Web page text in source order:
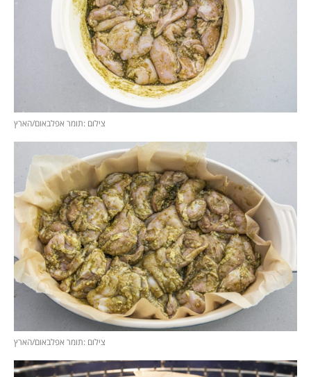
צילום :תומר אפלבאום/הארץ
צילום :תומר אפלבאום/הארץ